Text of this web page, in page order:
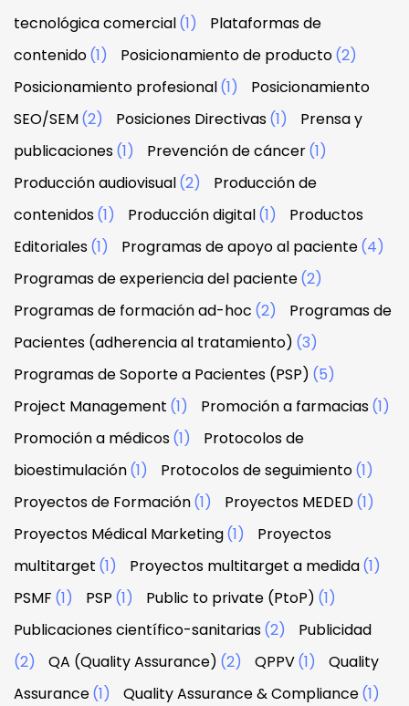
tecnológica comercial(1)
Plataformas de
contenido(1) Posicionamiento de producto(2)
Posicionamiento profesional(1)
Posicionamiento
SEO/SEM(2) Posiciones Directivas(1)
Prensa y
publicaciones(1) Prevención de cáncer(1)
Producción audiovisual(2)
Producción de
contenidos(1) Producción digital(1)
Productos
Editoriales(1) Programas de apoyo al paciente(4)
Programas de experiencia del paciente(2)
Programas de formación ad-hoc (2)
Programas de
Pacientes (adherencia al tratamiento) (3)
Programas de Soporte a Pacientes (PSP) (5)
Project Management (1) Promoción a farmacias(1)
Promoción a médicos(1)
Protocolos de
bioestimulación(1) Protocolos de seguimiento(1)
Proyectos de Formación(1) Proyectos MEDED(1)
Proyectos Médical Marketing(1)
Proyectos
multitarget (1) Proyectos multitarget a medida(1)
PSMF (1) PSP (1) Public to private (PtoP) (1)
Publicaciones científico-sanitarias(2)
Publicidad
(2)
QA (Quality Assurance) (2) QPPV(1)
Quality
Assurance(1) Quality Assurance & Compliance(1)